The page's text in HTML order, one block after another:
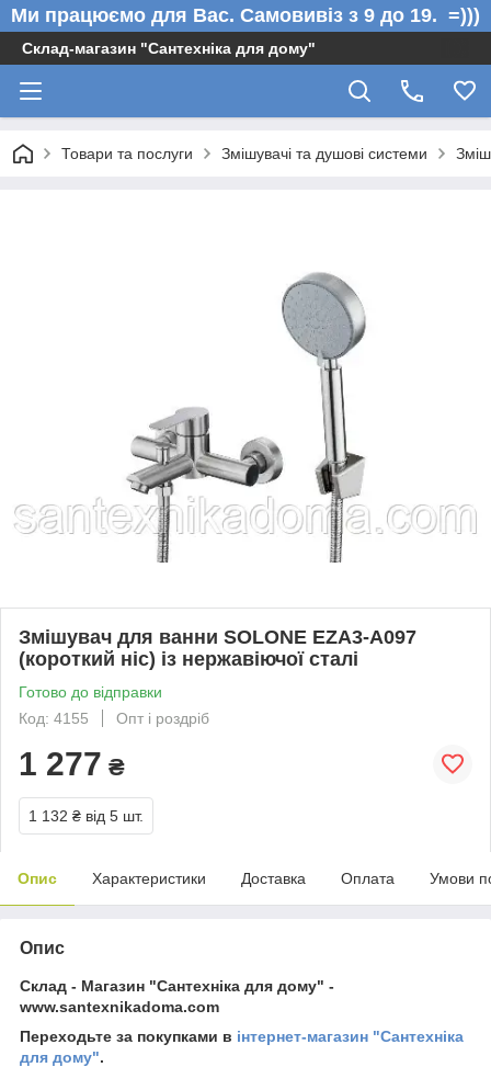
Ми працюємо для Вас. Самовивіз з 9 до 19. =)))
Склад-магазин "Сантехніка для дому"
Товари та послуги Змішувачі та душові системи
Змішувач для ванни SOLONE EZA3-A097
(короткий ніс) із нержавіючої сталі
Готово до відправки
Код: 4155
Опт і роздріб
1 277 ₴
1 132 ₴ від 5 шт.
Опис Характеристики Доставка Оплата Умови
Опис
Склад - Магазин "Сантехніка для дому" -
www.santexnikadoma.com
Переходьте за покупками в інтернет-магазин "Сантехніка
для дому".